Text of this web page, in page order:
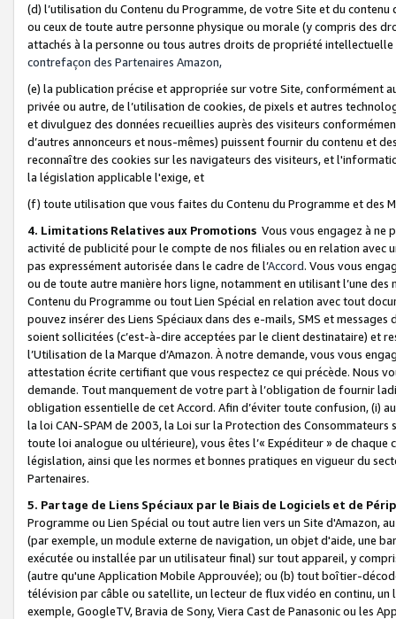
(d) l’utilisation du Contenu du Programme, de votre Site et du
ou ceux de toute autre personne physique ou morale (y compris des
attachés à la personne ou tous autres droits de propriété
contrefaçon des Partenaires Amazon,
(e) la publication précise et appropriée sur votre Site, conformément
privée ou autre, de l’utilisation de cookies, de pixels et autres
et divulguez des données recueillies auprès des visiteurs
d’autres annonceurs et nous-mêmes) puissent fournir du contenu et
reconnaître des cookies sur les navigateurs des visiteurs, et
la législation applicable l'exige, et
(f) toute utilisation que vous faites du Contenu du Programme et des
4. Limitations Relatives aux Promotions Vous vous engagez à ne
activité de publicité pour le compte de nos filiales ou en relation avec
pas expressément autorisée dans le cadre de l’Accord. Vous vous
ou de toute autre manière hors ligne, notamment en utilisant l’une
Contenu du Programme ou tout Lien Spécial en relation avec tout
pouvez insérer des Liens Spéciaux dans des e-mails, SMS et
soient sollicitées (c’est-à-dire acceptées par le client destinataire) et
l’Utilisation de la Marque d’Amazon. À notre demande, vous vous
attestation écrite certifiant que vous respectez ce qui précède. Nous
demande. Tout manquement de votre part à l’obligation de fournir
obligation essentielle de cet Accord. Afin d’éviter toute confusion, (i)
la loi CAN-SPAM de 2003, la Loi sur la Protection des
toute loi analogue ou ultérieure), vous êtes l’« Expéditeur » de
législation, ainsi que les normes et bonnes pratiques en vigueur du
Partenaires.
5. Partage de Liens Spéciaux par le Biais de Logiciels et de
Programme ou Lien Spécial ou tout autre lien vers un Site d'Amazon,
(par exemple, un module externe de navigation, un objet d'aide, une
exécutée ou installée par un utilisateur final) sur tout appareil, y
(autre qu'une Application Mobile Approuvée); ou (b) tout boîtier-
télévision par câble ou satellite, un lecteur de flux vidéo en continu,
exemple, GoogleTV, Bravia de Sony, Viera Cast de Panasonic ou les